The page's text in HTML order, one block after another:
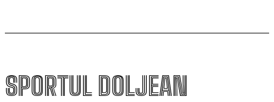
SPORTUL DOLJEAN